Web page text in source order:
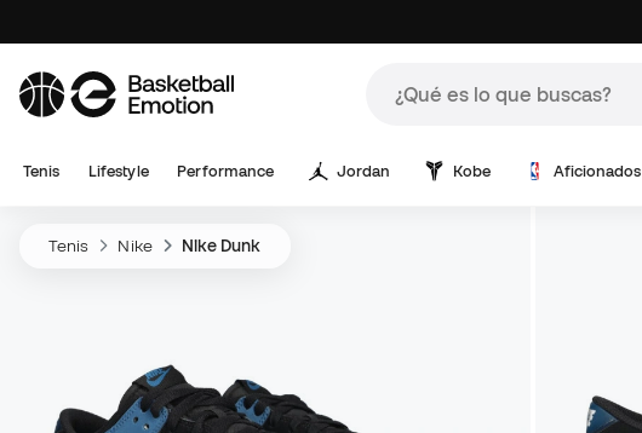
Tenis Lifestyle Performance Jordan Kobe Aficionados
Tenis Nike Nike Dunk